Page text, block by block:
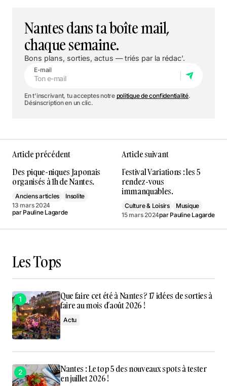
Nantes dans ta boîte mail,
chaque semaine.
Bons plans, sorties, actus — triés par la rédac'.
E-mail
En t'inscrivant, tu acceptes notre politique de confidentialité.
Désinscription en un clic.
Article précédent
Des pique-niques Japonais
organisés à 1h de Nantes.
Anciens articles
Insolite
13 mars 2024
par Pauline Lagarde
Article suivant
Festival Variations : les 5
rendez-vous
immanquables.
Culture & Loisirs
Musique
15 mars 2024par Pauline Lagarde
Les Tops
Que faire cet été à Nantes ? 17 idées de sorties à
faire au mois d’août 2026 !
Actu
Nantes : Le top 5 des nouveaux spots à tester
en juillet 2026 !